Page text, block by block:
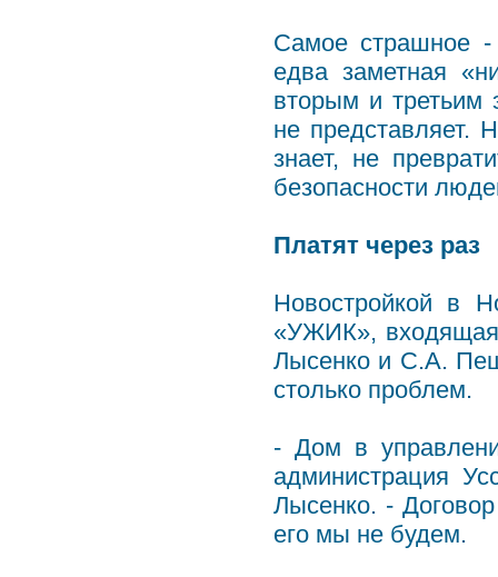
Самое страшное
едва заметная
вторым и третьим
не представляет.
знает, не
безопасности
Платят через раз
Новостройкой в
«УЖИК», входящая
Лысенко и С.А.
столько проблем.
- Дом в
администрация
Лысенко. -
его мы не будем.